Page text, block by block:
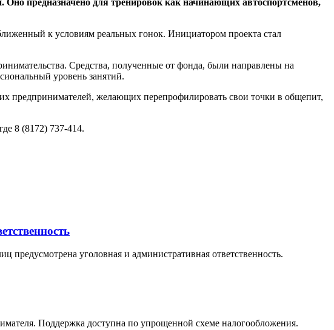
к условиям реальных гонок. Инициатором проекта стал
Средства, полученные от фонда, были направлены на
уровень занятий.
предпринимателей, желающих перепрофилировать свои точки в общепит,
8 (8172) 737-414.
уголовная и административная ответственность.
Поддержка доступна по упрощенной схеме налогообложения.